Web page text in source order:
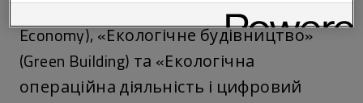
«Економіка замкненого циклу» (Circular
Economy), «Екологічне будівництво»
(Green Building) та «Екологічна
операційна діяльність і цифровий